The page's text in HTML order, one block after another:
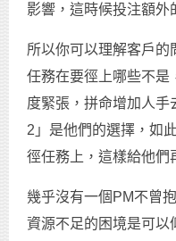
影響，這時候投注額外
所以你可以理解客戶的
任務在要徑上哪些不是
度緊張，拼命增加人手
2」是他們的選擇，如
徑任務上，這樣給他們
幾乎沒有一個PM不曾
資源不足的困境是可以